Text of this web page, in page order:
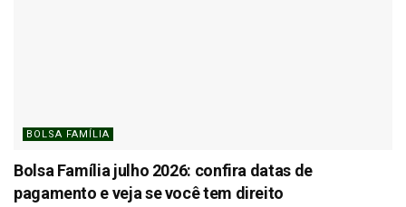
BOLSA FAMÍLIA
Bolsa Família julho 2026: confira datas de
pagamento e veja se você tem direito